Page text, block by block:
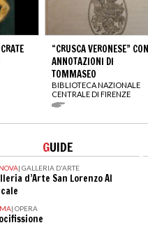
“CRUSCA VERONESE” CON
ANNOTAZIONI DI
TOMMASEO
BIBLIOTECA NAZIONALE
CENTRALE DI FIRENZE
GUIDE
| GALLERIA D'ARTE
d’Arte San Lorenzo Al
| OPERA